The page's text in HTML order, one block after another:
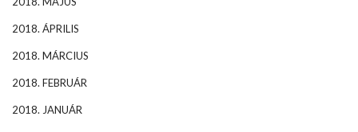
2018. ÁPRILIS
2018. MÁRCIUS
2018. FEBRUÁR
2018. JANUÁR